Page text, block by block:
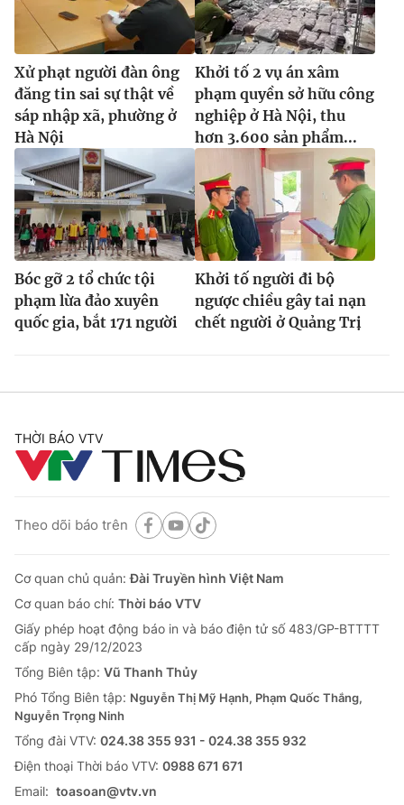
Xử phạt người đàn ông
đăng tin sai sự thật về
sáp nhập xã, phường ở
Hà Nội
Khởi tố 2 vụ án xâm
phạm quyền sở hữu công
nghiệp ở Hà Nội, thu
hơn 3.600 sản phẩm...
Bóc gỡ 2 tổ chức tội
phạm lừa đảo xuyên
quốc gia, bắt 171 người
Khởi tố người đi bộ
ngược chiều gây tai nạn
chết người ở Quảng Trị
THỜI BÁO VTV
Theo dõi báo trên
Cơ quan chủ quản:Đài Truyền hình Việt Nam
Cơ quan báo chí: Thời báo VTV
Giấy phép hoạt động báo in và báo điện tử số 483/GP-BTTTT
cấp ngày 29/12/2023
Tổng Biên tập: Vũ Thanh Thủy
Phó Tổng Biên tập: Nguyễn Thị Mỹ Hạnh, Phạm Quốc Thắng,
Nguyễn Trọng Ninh
Tổng đài VTV: 024.38 355 931 - 024.38 355 932
Ðiện thoại Thời báo VTV: 0988 671 671
Email: toasoan@vtv.vn